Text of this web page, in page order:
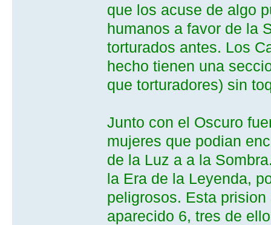
que los acuse de algo
humanos a favor de la
torturados antes. Los
hecho tienen una
que torturadores) sin
Junto con el Oscuro
mujeres que podian
de la Luz a a la
la Era de la Leyenda,
peligrosos. Esta
aparecido 6, tres de